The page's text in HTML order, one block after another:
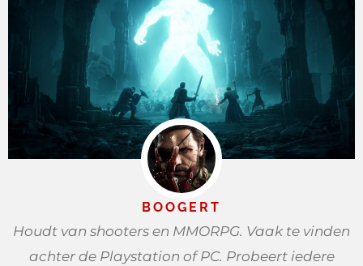
BOOGERT
Houdt van shooters en MMORPG. Vaak te vinden
achter de Playstation of PC. Probeert iedere